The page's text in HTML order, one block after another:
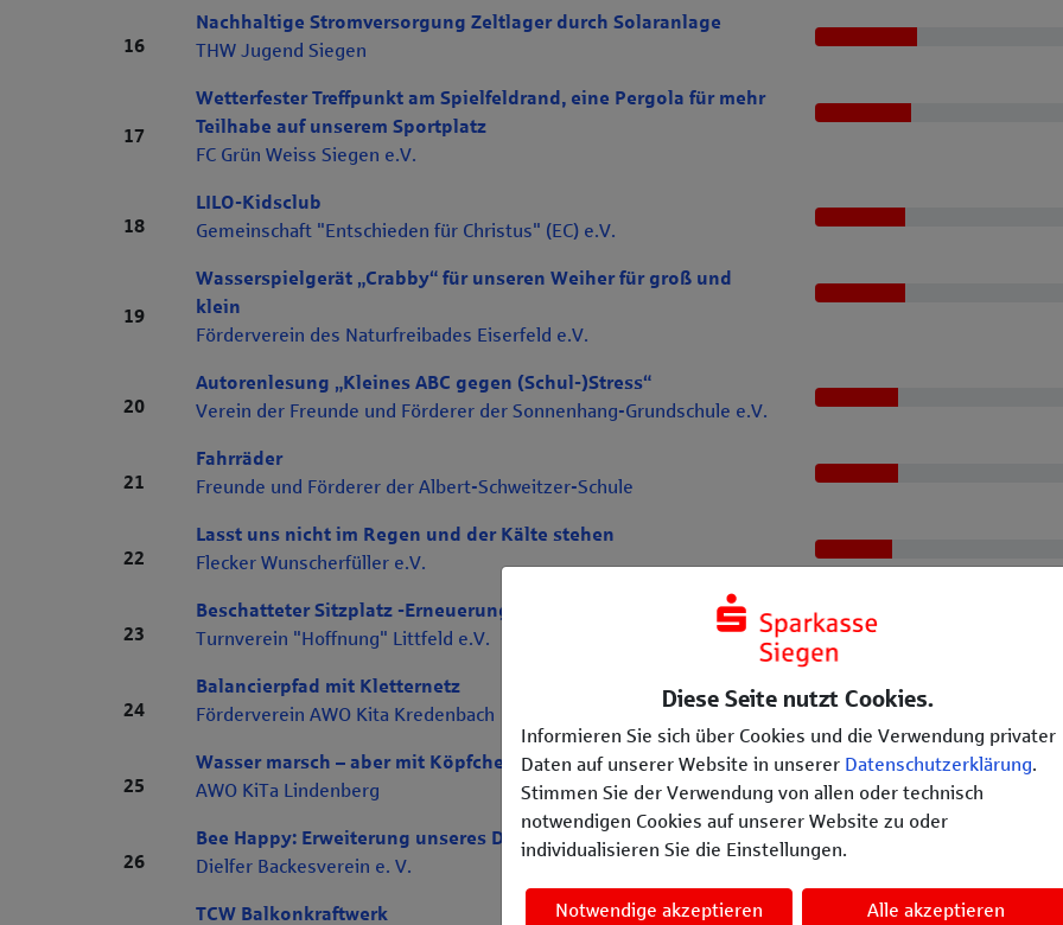
Diese Seite nutzt Cookies.
Informieren Sie sich über Cookies und die Verwendung privater
Daten auf unserer Website in unserer Datenschutzerklärung.
Stimmen Sie der Verwendung von allen oder technisch
notwendigen Cookies auf unserer Website zu oder
individualisieren Sie die Einstellungen.
Notwendige akzeptieren Alle akzeptieren
Rang 16
16
Nachhaltige Stromversorgung Zeltlager durch Solaranlage
THW Jugend Siegen
Rang 17
17
Wetterfester Treffpunkt am Spielfeldrand, eine Pergola für mehr
Teilhabe auf unserem Sportplatz
FC Grün Weiss Siegen e.V.
Rang 18
18
LILO-Kidsclub
Gemeinschaft "Entschieden für Christus" (EC) e.V.
Rang 19
19
Wasserspielgerät „Crabby“ für unseren Weiher für groß und
klein
Förderverein des Naturfreibades Eiserfeld e.V.
Rang 20
20
Autorenlesung „Kleines ABC gegen (Schul-)Stress“
Verein der Freunde und Förderer der Sonnenhang-Grundschule e.V.
Rang 21
21
Fahrräder
Freunde und Förderer der Albert-Schweitzer-Schule
Rang 22
22
Lasst uns nicht im Regen und der Kälte stehen
Flecker Wunscherfüller e.V.
Rang 23
23
Beschatteter Sitzplatz -Erneuerung Boden
Turnverein "Hoffnung" Littfeld e.V.
Rang 24
24
Balancierpfad mit Kletternetz
Förderverein AWO Kita Kredenbach
Rang 25
25
Wasser marsch – aber mit Köpfchen!
AWO KiTa Lindenberg
Rang 26
26
Bee Happy: Erweiterung unseres Delikatessenangebotes
Dielfer Backesverein e. V.
TCW Balkonkraftwerk